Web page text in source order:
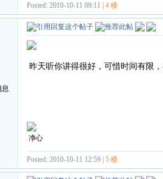
Posted: 2010-10-11 09:11 | 4 楼
昨天听你讲得很好，可惜时间有限
净心
Posted: 2010-10-11 12:59 | 5 楼